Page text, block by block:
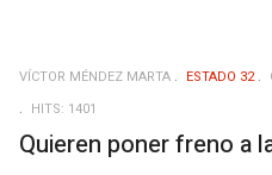
VÍCTOR MÉNDEZ MARTA ESTADO 32
HITS: 1401
Quieren poner freno a